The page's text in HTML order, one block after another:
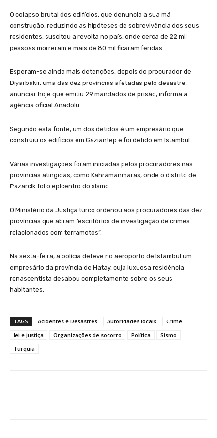
O colapso brutal dos edifícios, que denuncia a sua má
construção, reduzindo as hipóteses de sobrevivência dos seus
residentes, suscitou a revolta no país, onde cerca de 22 mil
pessoas morreram e mais de 80 mil ficaram feridas.
Esperam-se ainda mais detenções, depois do procurador de
Diyarbakir, uma das dez províncias afetadas pelo desastre,
anunciar hoje que emitiu 29 mandados de prisão, informa a
agência oficial Anadolu.
Segundo esta fonte, um dos detidos é um empresário que
construiu os edifícios em Gaziantep e foi detido em Istambul.
Várias investigações foram iniciadas pelos procuradores nas
províncias atingidas, como Kahramanmaras, onde o distrito de
Pazarcik foi o epicentro do sismo.
O Ministério da Justiça turco ordenou aos procuradores das dez
províncias que abram “escritórios de investigação de crimes
relacionados com terramotos”.
Na sexta-feira, a polícia deteve no aeroporto de Istambul um
empresário da província de Hatay, cuja luxuosa residência
renascentista desabou completamente sobre os seus
habitantes.
TAGS Acidentes e Desastres Autoridades locais
Crime
lei e justiça
Organizações de socorro Política
Sismo
Turquia